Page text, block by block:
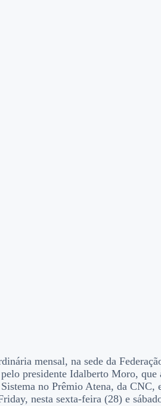
mensal, na sede da
presidente Idalberto Moro,
no Prêmio Atena, da
nesta sexta-feira (28) e